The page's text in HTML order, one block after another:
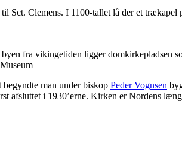
Sct. Clemens. I 1100-tallet lå der et trækapel
byen fra vikingetiden ligger domkirkepladsen
man under biskop Peder Vognsen
afsluttet i 1930’erne. Kirken er Nordens